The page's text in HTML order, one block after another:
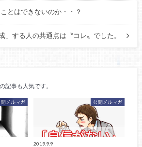
とはできないのか・・？
」する人の共通点は〝コレ〟でした。
記事も人気です。
開メルマガ 公開メルマガ
2019.9.9